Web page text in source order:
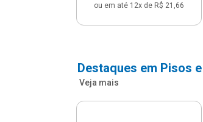
ou em até 12x de R$ 21,66
Destaques em Pisos
Veja mais